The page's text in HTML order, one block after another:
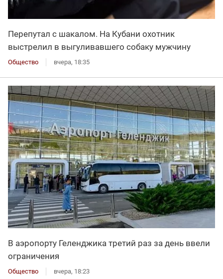
Перепутал с шакалом. На Кубани охотник
выстрелил в выгуливавшего собаку мужчину
Общество вчера, 18:35
В аэропорту Геленджика третий раз за день ввели
ограничения
Общество вчера, 18:23